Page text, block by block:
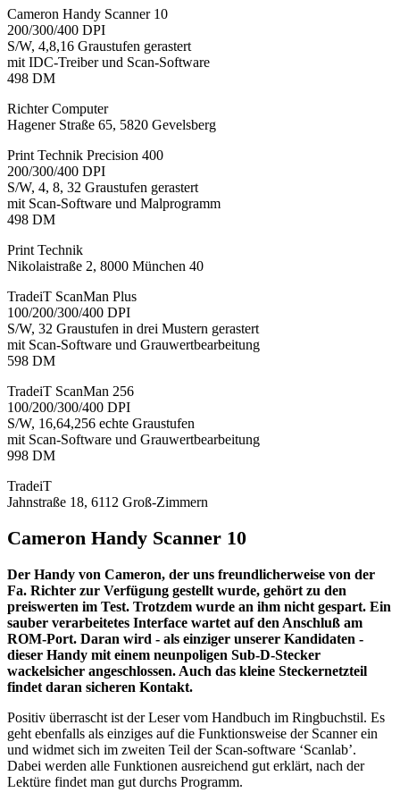
Cameron Handy Scanner 10
200/300/400 DPI
S/W, 4,8,16 Graustufen gerastert
mit IDC-Treiber und Scan-Software
498 DM
Richter Computer
Hagener Straße 65, 5820 Gevelsberg
Print Technik Precision 400
200/300/400 DPI
S/W, 4, 8, 32 Graustufen gerastert
mit Scan-Software und Malprogramm
498 DM
Print Technik
Nikolaistraße 2, 8000 München 40
TradeiT ScanMan Plus
100/200/300/400 DPI
S/W, 32 Graustufen in drei Mustern gerastert
mit Scan-Software und Grauwertbearbeitung
598 DM
TradeiT ScanMan 256
100/200/300/400 DPI
S/W, 16,64,256 echte Graustufen
mit Scan-Software und Grauwertbearbeitung
998 DM
TradeiT
Jahnstraße 18, 6112 Groß-Zimmern
Cameron Handy Scanner 10
Der Handy von Cameron, der uns freundlicherweise von der
Fa. Richter zur Verfügung gestellt wurde, gehört zu den
preiswerten im Test. Trotzdem wurde an ihm nicht gespart. Ein
sauber verarbeitetes Interface wartet auf den Anschluß am
ROM-Port. Daran wird - als einziger unserer Kandidaten -
dieser Handy mit einem neunpoligen Sub-D-Stecker
wackelsicher angeschlossen. Auch das kleine Steckernetzteil
findet daran sicheren Kontakt.
Positiv überrascht ist der Leser vom Handbuch im Ringbuchstil. Es
geht ebenfalls als einziges auf die Funktionsweise der Scanner ein
und widmet sich im zweiten Teil der Scan-software ‘Scanlab’.
Dabei werden alle Funktionen ausreichend gut erklärt, nach der
Lektüre findet man gut durchs Programm.